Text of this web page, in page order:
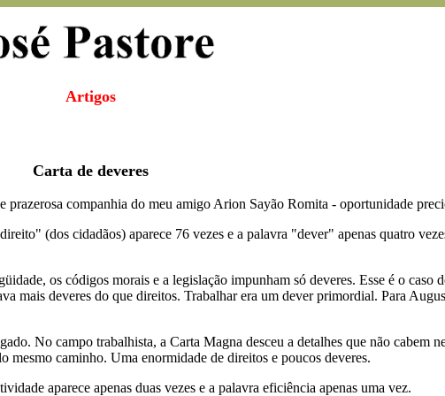
Artigos
Carta de deveres
companhia do meu amigo Arion Sayão Romita - oportunidade
(dos cidadãos) aparece 76 vezes e a palavra "dever" apenas quatro
os códigos morais e a legislação impunham só deveres. Esse é o caso
mais deveres do que direitos. Trabalhar era um dever primordial. Para
No campo trabalhista, a Carta Magna desceu a detalhes que não cabem
caminho. Uma enormidade de direitos e poucos deveres.
aparece apenas duas vezes e a palavra eficiência apenas uma vez.